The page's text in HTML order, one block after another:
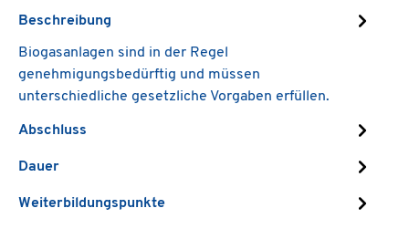
Beschreibung
Biogasanlagen sind in der Regel
genehmigungsbedürftig und müssen
unterschiedliche gesetzliche Vorgaben erfüllen.
Abschluss
Dauer
Weiterbildungspunkte